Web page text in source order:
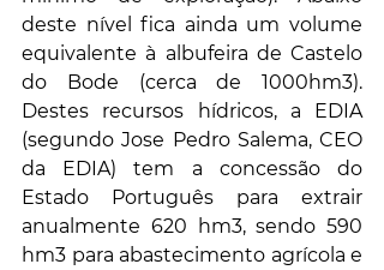
deste nível fica ainda um volume
equivalente à albufeira de Castelo
do Bode (cerca de 1000hm3).
Destes recursos hídricos, a EDIA
(segundo Jose Pedro Salema, CEO
da EDIA) tem a concessão do
Estado Português para extrair
anualmente 620 hm3, sendo 590
hm3 para abastecimento agrícola e